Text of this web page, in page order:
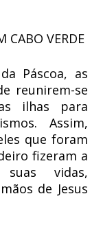
CABO VERDE
Páscoa, as
reunirem-se
ilhas para
Assim,
que foram
fizeram a
vidas,
de Jesus